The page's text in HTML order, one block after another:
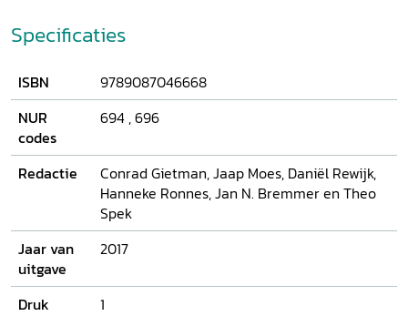
daarnaast van de vaak verwaarloosde schaduwzijden van
dit schijnbaar arcadische bestaan: sociale ongelijkheid,
vernietiging van vaak eeuwenoud erfgoed.
Specificaties
ISBN
9789087046668
NUR
codes
694 ,696
Redactie
Conrad Gietman, Jaap Moes, Daniël Rewijk,
Hanneke Ronnes, Jan N. Bremmer en Theo
Spek
Jaar van
uitgave
2017
Druk
1